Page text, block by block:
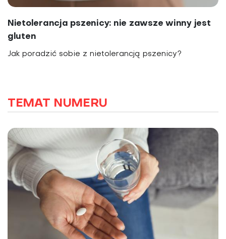
Nietolerancja pszenicy: nie zawsze winny jest
gluten
Jak poradzić sobie z nietolerancją pszenicy?
TEMAT NUMERU